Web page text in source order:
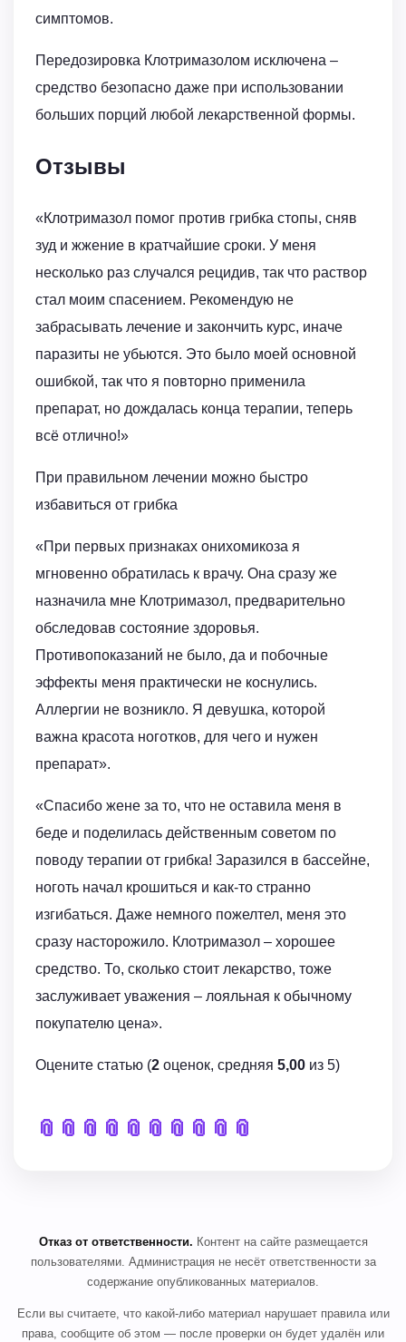
симптомов.
Передозировка Клотримазолом исключена –
средство безопасно даже при использовании
больших порций любой лекарственной формы.
Отзывы
«Клотримазол помог против грибка стопы, сняв
зуд и жжение в кратчайшие сроки. У меня
несколько раз случался рецидив, так что раствор
стал моим спасением. Рекомендую не
забрасывать лечение и закончить курс, иначе
паразиты не убьются. Это было моей основной
ошибкой, так что я повторно применила
препарат, но дождалась конца терапии, теперь
всё отлично!»
При правильном лечении можно быстро
избавиться от грибка
«При первых признаках онихомикоза я
мгновенно обратилась к врачу. Она сразу же
назначила мне Клотримазол, предварительно
обследовав состояние здоровья.
Противопоказаний не было, да и побочные
эффекты меня практически не коснулись.
Аллергии не возникло. Я девушка, которой
важна красота ноготков, для чего и нужен
препарат».
«Спасибо жене за то, что не оставила меня в
беде и поделилась действенным советом по
поводу терапии от грибка! Заразился в бассейне,
ноготь начал крошиться и как-то странно
изгибаться. Даже немного пожелтел, меня это
сразу насторожило. Клотримазол – хорошее
средство. То, сколько стоит лекарство, тоже
заслуживает уважения – лояльная к обычному
покупателю цена».
Оцените статью (2 оценок, средняя 5,00 из 5)
📎 📎 📎 📎 📎 📎 📎 📎 📎 📎
Отказ от ответственности. Контент на сайте размещается
пользователями. Администрация не несёт ответственности за
содержание опубликованных материалов.
Если вы считаете, что какой-либо материал нарушает правила или
права, сообщите об этом — после проверки он будет удалён или